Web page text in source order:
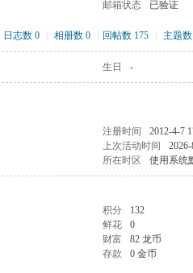
邮箱状态 已验证
日志数 0 相册数 0 回帖数 175 主题
生日 -
注册时间
2012-4-7
上次活动时间
所在时区 使用系统
积分
132
鲜花
0
财富
82 龙币
存款 0 金币